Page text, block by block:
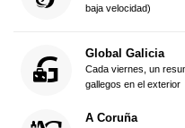
baja velocidad)
Global Galicia
Cada viernes, un
gallegos en el exterior
A Coruña